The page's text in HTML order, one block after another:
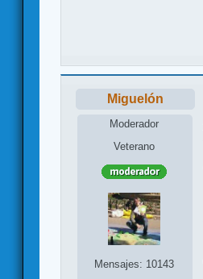
Miguelón
Moderador
Veterano
Mensajes: 10143